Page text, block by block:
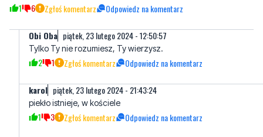
Tylko Ty nie rozumiesz, Ty wierzysz.
karol piątek, 23 lutego 2024 - 21:43:24
piekło istnieje, w kościele
ALLELUJA I DO PRZODU piątek, 23 lutego 2024 - 12:12:05
No godne zainteresowania niczym dzieci i religia w szkołach